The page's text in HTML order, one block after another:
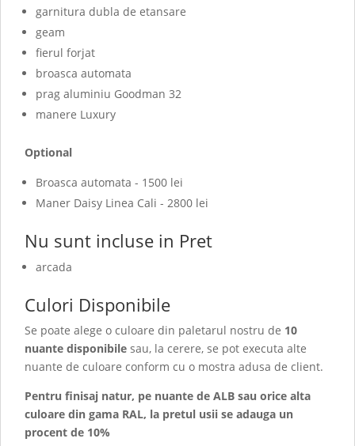
garnitura dubla de etansare
geam
fierul forjat
broasca automata
prag aluminiu Goodman 32
manere Luxury
Optional
Broasca automata - 1500 lei
Maner Daisy Linea Cali - 2800 lei
Nu sunt incluse in Pret
arcada
Culori Disponibile
Se poate alege o culoare din paletarul nostru de 10
nuante disponibile sau, la cerere, se pot executa alte
nuante de culoare conform cu o mostra adusa de client.
Pentru finisaj natur, pe nuante de ALB sau orice alta
culoare din gama RAL, la pretul usii se adauga un
procent de 10%